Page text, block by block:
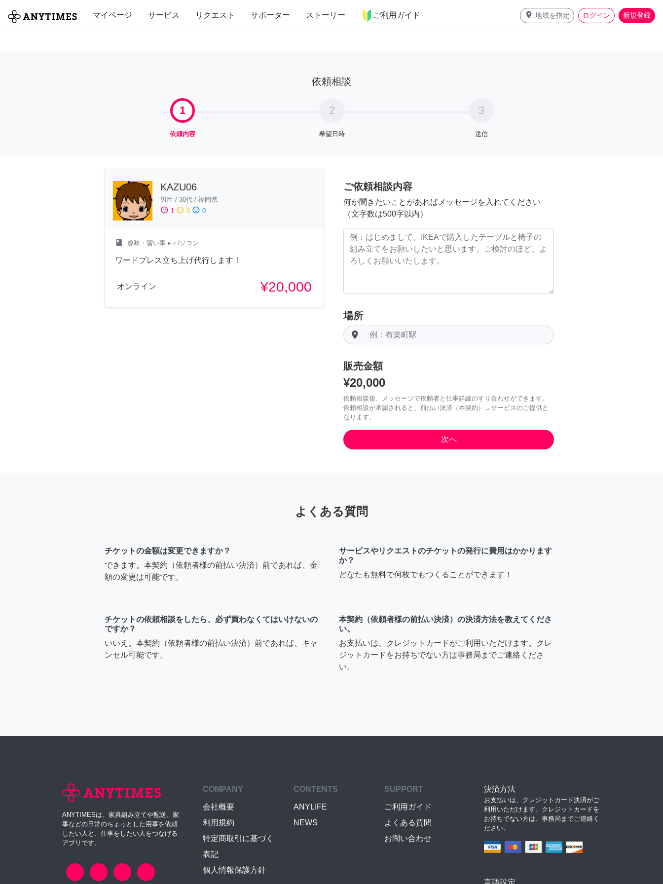
マイページ サービス リクエスト サポーター ストーリー ご利用ガイド place 地域を指定 ログイン 新規登録
全て 修理・組立 家事 引っ越し インテリア 趣味・習い事 ペット 料理
依頼相談
1
依頼内容
2
希望日時
3
送信
KAZU06
男性 / 30代 / 福岡県
sentiment_satisfied 1 sentiment_neutral 0 sentiment_dissatisfied 0
class 趣味・習い事 ▸ パソコン
ワードプレス立ち上げ代行します！
オンライン ¥20,000
ご依頼相談内容
何か聞きたいことがあればメッセージを入れてください
（文字数は500字以内）
場所
room
販売金額
¥20,000
依頼相談後、メッセージで依頼者と仕事詳細のすり合わせができます。
依頼相談が承認されると、前払い決済（本契約）→サービスのご提供と
なります。
よくある質問
チケットの金額は変更できますか？
できます。本契約（依頼者様の前払い決済）前であれば、金
額の変更は可能です。
サービスやリクエストのチケットの発行に費用はかかります
か？
どなたも無料で何枚でもつくることができます！
チケットの依頼相談をしたら、必ず買わなくてはいけないの
ですか？
いいえ。本契約（依頼者様の前払い決済）前であれば、キャ
ンセル可能です。
本契約（依頼者様の前払い決済）の決済方法を教えてくださ
い。
お支払いは、クレジットカードがご利用いただけます。クレ
ジットカードをお持ちでない方は事務局までご連絡くださ
い。
ANYTIMESは、家具組み立てや配送、家
事などの日常のちょっとした用事を依頼
したい人と、仕事をしたい人をつなげる
アプリです。
COMPANY
会社概要
利用規約
特定商取引に基づく
表記
個人情報保護方針
CONTENTS
ANYLIFE
NEWS
SUPPORT
ご利用ガイド
よくある質問
お問い合わせ
決済方法
お支払いは、クレジットカード決済がご
利用いただけます。クレジットカードを
お持ちでない方は、事務局までご連絡く
ださい。
言語設定